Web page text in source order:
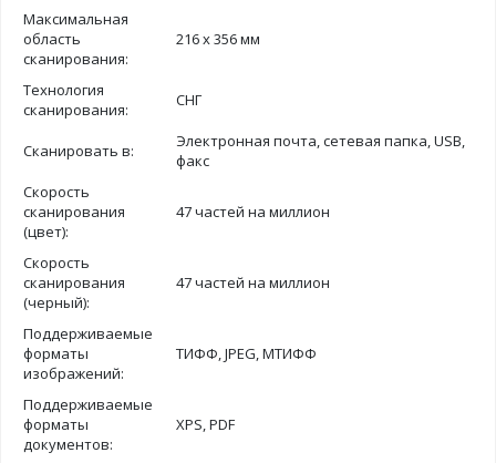
Максимальная
область
сканирования:
216 х 356 мм
Технология
сканирования:
СНГ
Сканировать в:
Электронная почта, сетевая папка, USB,
факс
Скорость
сканирования
(цвет):
47 частей на миллион
Скорость
сканирования
(черный):
47 частей на миллион
Поддерживаемые
форматы
изображений:
ТИФФ, JPEG, МТИФФ
Поддерживаемые
форматы
документов:
XPS, PDF